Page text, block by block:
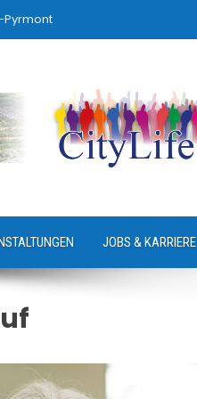
Pyrmont
JOBS & KARRIERE